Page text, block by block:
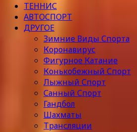
ТЕННИС
АВТОСПОРТ
ДРУГОЕ
Зимние Виды Спорта
Коронавирус
Фигурное Катание
Конькобежный Спорт
Лыжный Спорт
Санный Спорт
Гандбол
Шахматы
Трансляции